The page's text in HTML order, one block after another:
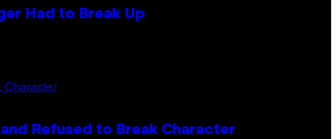
Had to Break Up
Refused to Break Character